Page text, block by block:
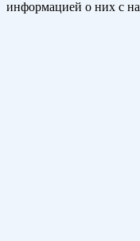
информацией о них с